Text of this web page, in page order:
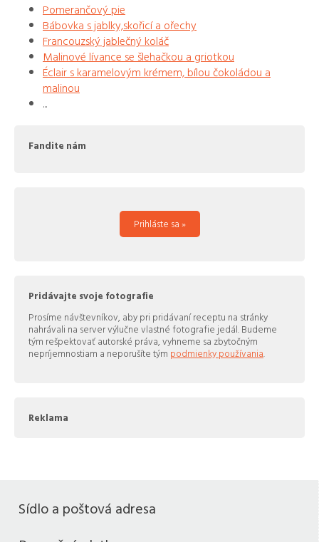
Pomerančový pie
Bábovka s jablky,skořicí a ořechy
Francouzský jablečný koláč
Malinové lívance se šlehačkou a griotkou
Éclair s karamelovým krémem, bílou čokoládou a
malinou
...
Fandite nám
Prihláste sa »
Pridávajte svoje fotografie
Prosíme návštevníkov, aby pri pridávaní receptu na stránky
nahrávali na server výlučne vlastné fotografie jedál. Budeme
tým rešpektovať autorské práva, vyhneme sa zbytočným
nepríjemnostiam a neporušíte tým podmienky používania.
Reklama
Sídlo a poštová adresa